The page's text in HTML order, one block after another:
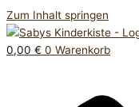
Zum Inhalt springen
0,00 € 0 Warenkorb